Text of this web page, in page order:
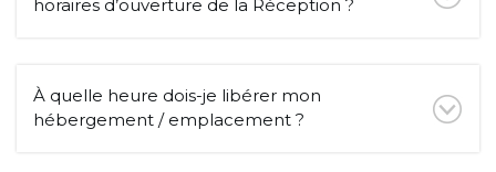
horaires d’ouverture de la Réception ?
À quelle heure dois-je libérer mon
hébergement / emplacement ?